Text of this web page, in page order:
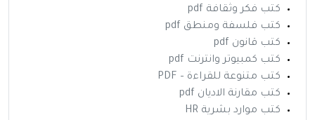
كتب فكر وثقافة pdf
كتب فلسفة ومنطق pdf
كتب قانون pdf
كتب كمبيوتر وانترنت pdf
كتب متنوعة للقراءة – PDF
كتب مقارنة الاديان pdf
كتب موارد بشرية HR